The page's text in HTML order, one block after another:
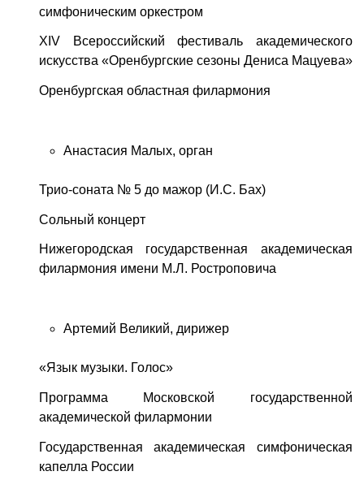
симфоническим оркестром
XIV Всероссийский фестиваль академического
искусства «Оренбургские сезоны Дениса Мацуева»
Оренбургская областная филармония
Анастасия Малых, орган
Трио-соната № 5 до мажор (И.С. Бах)
Сольный концерт
Нижегородская государственная академическая
филармония имени М.Л. Ростроповича
Артемий Великий, дирижер
«Язык музыки. Голос»
Программа Московской государственной
академической филармонии
Государственная академическая симфоническая
капелла России